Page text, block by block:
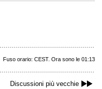
Fuso orario: CEST. Ora sono le 01:13
Discussioni più vecchie